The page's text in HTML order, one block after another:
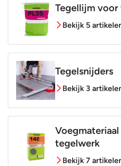
Tegellijm voor
Bekijk 5
Tegelsnijders
Bekijk 3
tegelwerk
Bekijk 7